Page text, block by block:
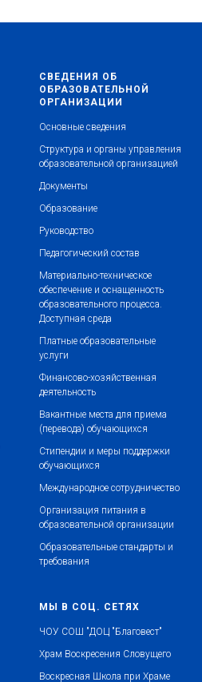
СВЕДЕНИЯ ОБ
ОБРАЗОВАТЕЛЬНОЙ
ОРГАНИЗАЦИИ
Основные сведения
Структура и органы управления
образовательной организацией
Документы
Образование
Руководство
Педагогический состав
Материально-техническое
обеспечение и оснащенность
образовательного процесса.
Доступная среда
Платные образовательные
услуги
Финансово-хозяйственная
деятельность
Вакантные места для приема
(перевода) обучающихся
Стипендии и меры поддержки
обучающихся
Международное сотрудничество
Организация питания в
образовательной организации
Образовательные стандарты и
требования
МЫ В СОЦ. СЕТЯХ
ЧОУ СОШ "ДОЦ "Благовест"
Храм Воскресения Словущего
Воскресная Школа при Храме